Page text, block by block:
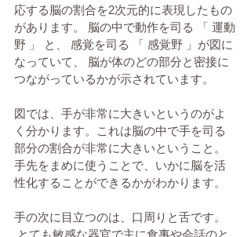
応する脳の割合を2次元的に表現したもの
があります。 脳の中で動作を司る 「 運動
野 」 と、 感覚を司る 「 感覚野 」が図に
なっていて、 脳が体のどの部分と密接に
つながっているかが示されています。
図では、手が非常に大きいというのがよ
く分かります。これは脳の中で手を司る
部分の割合が非常に大きいということ。
手先をまめに使うことで、いかに脳を活
性化することができるかがわかります。
手の次に目立つのは、口周りと舌です。